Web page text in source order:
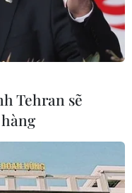
bố
Tehran sẽ